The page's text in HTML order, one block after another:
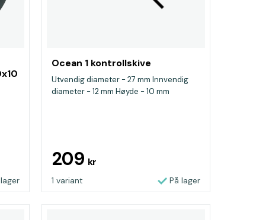
Ocean 1 kontrollskive
Utvendig diameter - 27 mm Innvendig
diameter - 12 mm Høyde - 10 mm
209 kr
1 variant På lager